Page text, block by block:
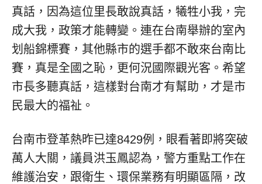
真話，因為這位里長敢說真話，犧牲小我，完
成大我，政策才能轉變。連在台南舉辦的室內
划船錦標賽，其他縣市的選手都不敢來台南比
賽，真是全國之恥，更何況國際觀光客。希望
市長多聽真話，這樣對台南才有幫助，才是市
民最大的福祉。
台南市登革熱昨已達8429例，眼看著即將突破
萬人大關，議員洪玉鳳認為，警方重點工作在
維護治安，跟衛生、環保業務有明顯區隔，改